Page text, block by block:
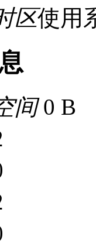
区使用
间0 B